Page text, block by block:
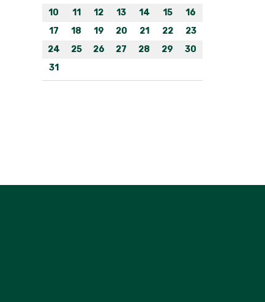
10
11 12 13 14 15
16
17
18 19 20 21 22
23
24
25 26 27 28 29
30
31